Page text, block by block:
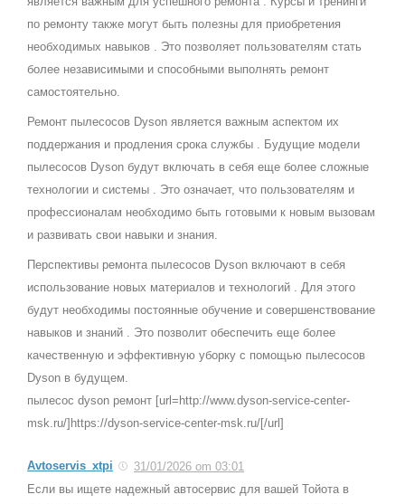
по ремонту также могут быть полезны для приобретения
необходимых навыков . Это позволяет пользователям стать
более независимыми и способными выполнять ремонт
самостоятельно.
Ремонт пылесосов Dyson является важным аспектом их
поддержания и продления срока службы . Будущие модели
пылесосов Dyson будут включать в себя еще более сложные
технологии и системы . Это означает, что пользователям и
профессионалам необходимо быть готовыми к новым вызовам
и развивать свои навыки и знания.
Перспективы ремонта пылесосов Dyson включают в себя
использование новых материалов и технологий . Для этого
будут необходимы постоянные обучение и совершенствование
навыков и знаний . Это позволит обеспечить еще более
качественную и эффективную уборку с помощью пылесосов
Dyson в будущем.
пылесос dyson ремонт [url=http://www.dyson-service-center-
msk.ru/]https://dyson-service-center-msk.ru/[/url]
Avtoservis_xtpi
31/01/2026 om 03:01
Если вы ищете надежный автосервис для вашей Тойота в